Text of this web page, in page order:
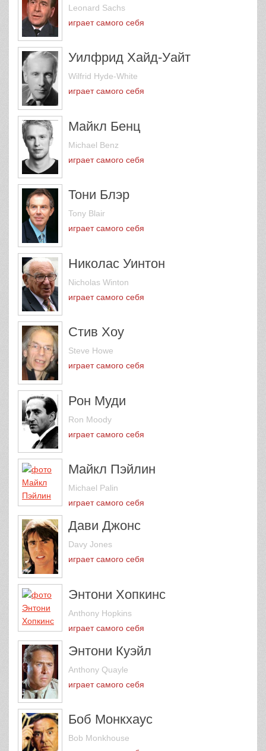
Leonard Sachs
играет самого себя
Уилфрид Хайд-Уайт
Wilfrid Hyde-White
играет самого себя
Майкл Бенц
Michael Benz
играет самого себя
Тони Блэр
Tony Blair
играет самого себя
Николас Уинтон
Nicholas Winton
играет самого себя
Стив Хоу
Steve Howe
играет самого себя
Рон Муди
Ron Moody
играет самого себя
Майкл Пэйлин
Michael Palin
играет самого себя
Дави Джонс
Davy Jones
играет самого себя
Энтони Хопкинс
Anthony Hopkins
играет самого себя
Энтони Куэйл
Anthony Quayle
играет самого себя
Боб Монкхаус
Bob Monkhouse